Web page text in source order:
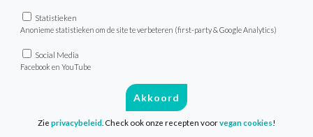
Media & Pers
Privacy & Disclaimer
Statistieken
Anonieme statistieken om de site te verbeteren (first-party & Google Analytics)
Social Media
Facebook en YouTube
Akkoord
Zie privacybeleid . Check ook onze recepten voorvegan cookies!